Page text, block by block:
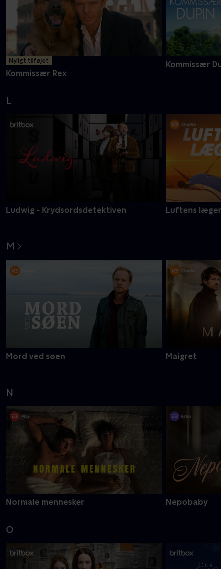
Nyligt tilføjet
Kommissær Rex
Kommissær
L
Ludwig - Krydsordsdetektiven Luftens læger
M
Mord ved søen Maigret
N
Normale mennesker Nepobaby
O